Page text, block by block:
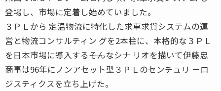
登場し、市場に定着し始めていました。
３ＰＬから 定温物流に特化した求車求貨システムの運
営と物流コンサルティン グを2本柱に、本格的な３ＰＬ
を日本市場に導入する――そんなシナ リオを描いて伊藤忠
商事は96年にノンアセット型３ＰＬのセンチュリ ーロ
ジスティクスを立ち上げた。